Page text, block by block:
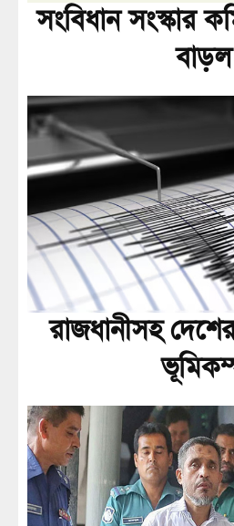
সংবিধান সংস্কার
বাড়ল
রাজধানীসহ দেশের